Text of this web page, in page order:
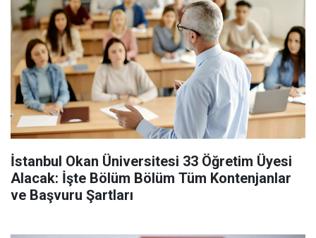
İstanbul Okan Üniversitesi 33 Öğretim Üyesi
Alacak: İşte Bölüm Bölüm Tüm Kontenjanlar
ve Başvuru Şartları